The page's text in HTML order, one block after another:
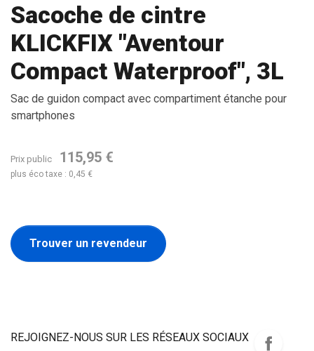
Sacoche de cintre
KLICKFIX "Aventour
Compact Waterproof", 3L
Sac de guidon compact avec compartiment étanche pour
smartphones
Prix public 115,95 €
plus éco taxe : 0,45 €
Trouver un revendeur
REJOIGNEZ-NOUS SUR LES RÉSEAUX SOCIAUX